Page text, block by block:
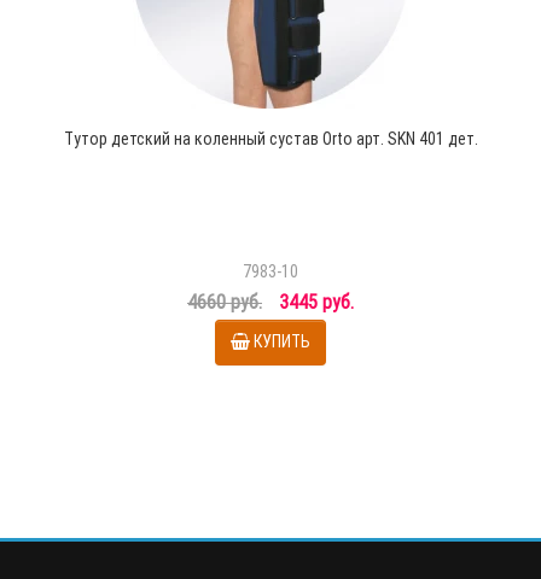
Тутор детский на коленный сустав Orto арт. SKN 401 дет.
7983-10
4660 руб. 3445 руб.
КУПИТЬ